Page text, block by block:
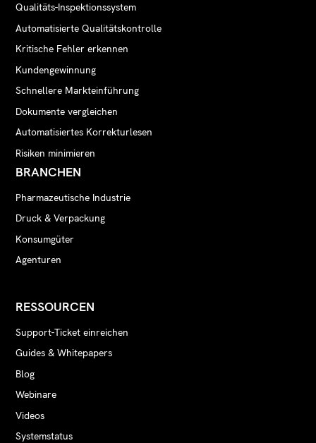
Qualitäts-Inspektionssystem
Automatisierte Qualitätskontrolle
Kritische Fehler erkennen
Kundengewinnung
Schnellere Markteinführung
Dokumente vergleichen
Automatisiertes Korrekturlesen
Risiken minimieren
BRANCHEN
Pharmazeutische Industrie
Druck & Verpackung
Konsumgüter
Agenturen
RESSOURCEN
Support-Ticket einreichen
Guides & Whitepapers
Blog
Webinare
Videos
Systemstatus